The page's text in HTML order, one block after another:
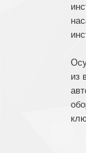
из